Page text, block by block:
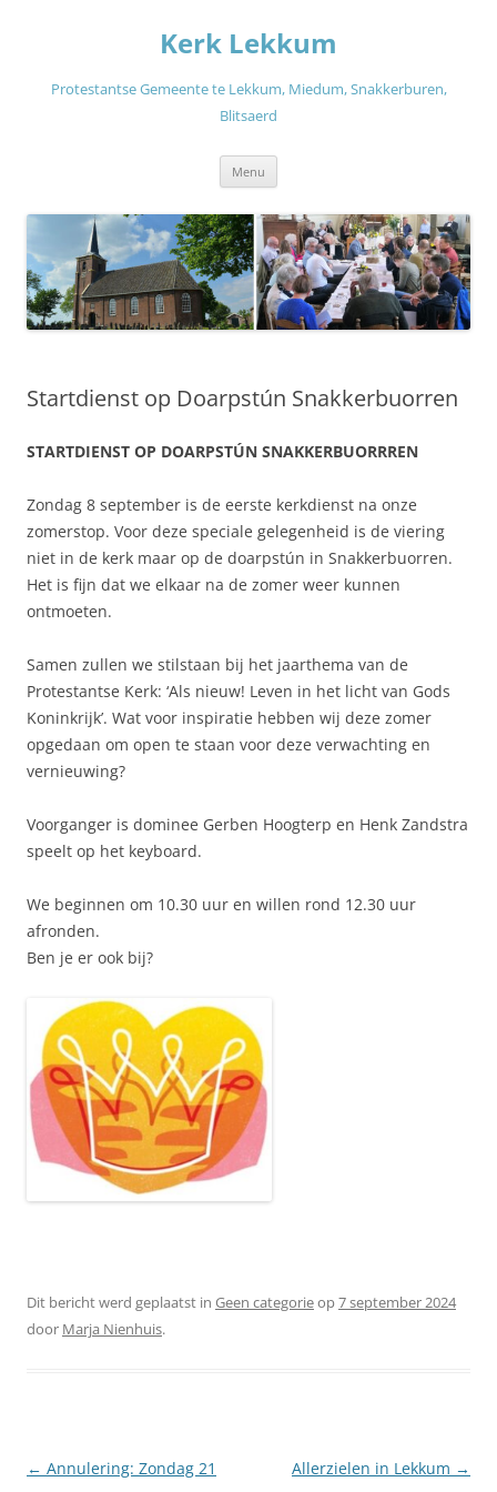
Kerk Lekkum
Protestantse Gemeente te Lekkum, Miedum, Snakkerburen,
Blitsaerd
Menu
Startdienst op Doarpstún Snakkerbuorren
STARTDIENST OP DOARPSTÚN SNAKKERBUORRREN
Zondag 8 september is de eerste kerkdienst na onze
zomerstop. Voor deze speciale gelegenheid is de viering
niet in de kerk maar op de doarpstún in Snakkerbuorren.
Het is fijn dat we elkaar na de zomer weer kunnen
ontmoeten.
Samen zullen we stilstaan bij het jaarthema van de
Protestantse Kerk: ‘Als nieuw! Leven in het licht van Gods
Koninkrijk’. Wat voor inspiratie hebben wij deze zomer
opgedaan om open te staan voor deze verwachting en
vernieuwing?
Voorganger is dominee Gerben Hoogterp en Henk Zandstra
speelt op het keyboard.
We beginnen om 10.30 uur en willen rond 12.30 uur
afronden.
Ben je er ook bij?
Dit bericht werd geplaatst in Geen categorieop7 september 2024
door Marja Nienhuis.
Berichtnavigatie
← Annulering: Zondag 21
Allerzielen in Lekkum →